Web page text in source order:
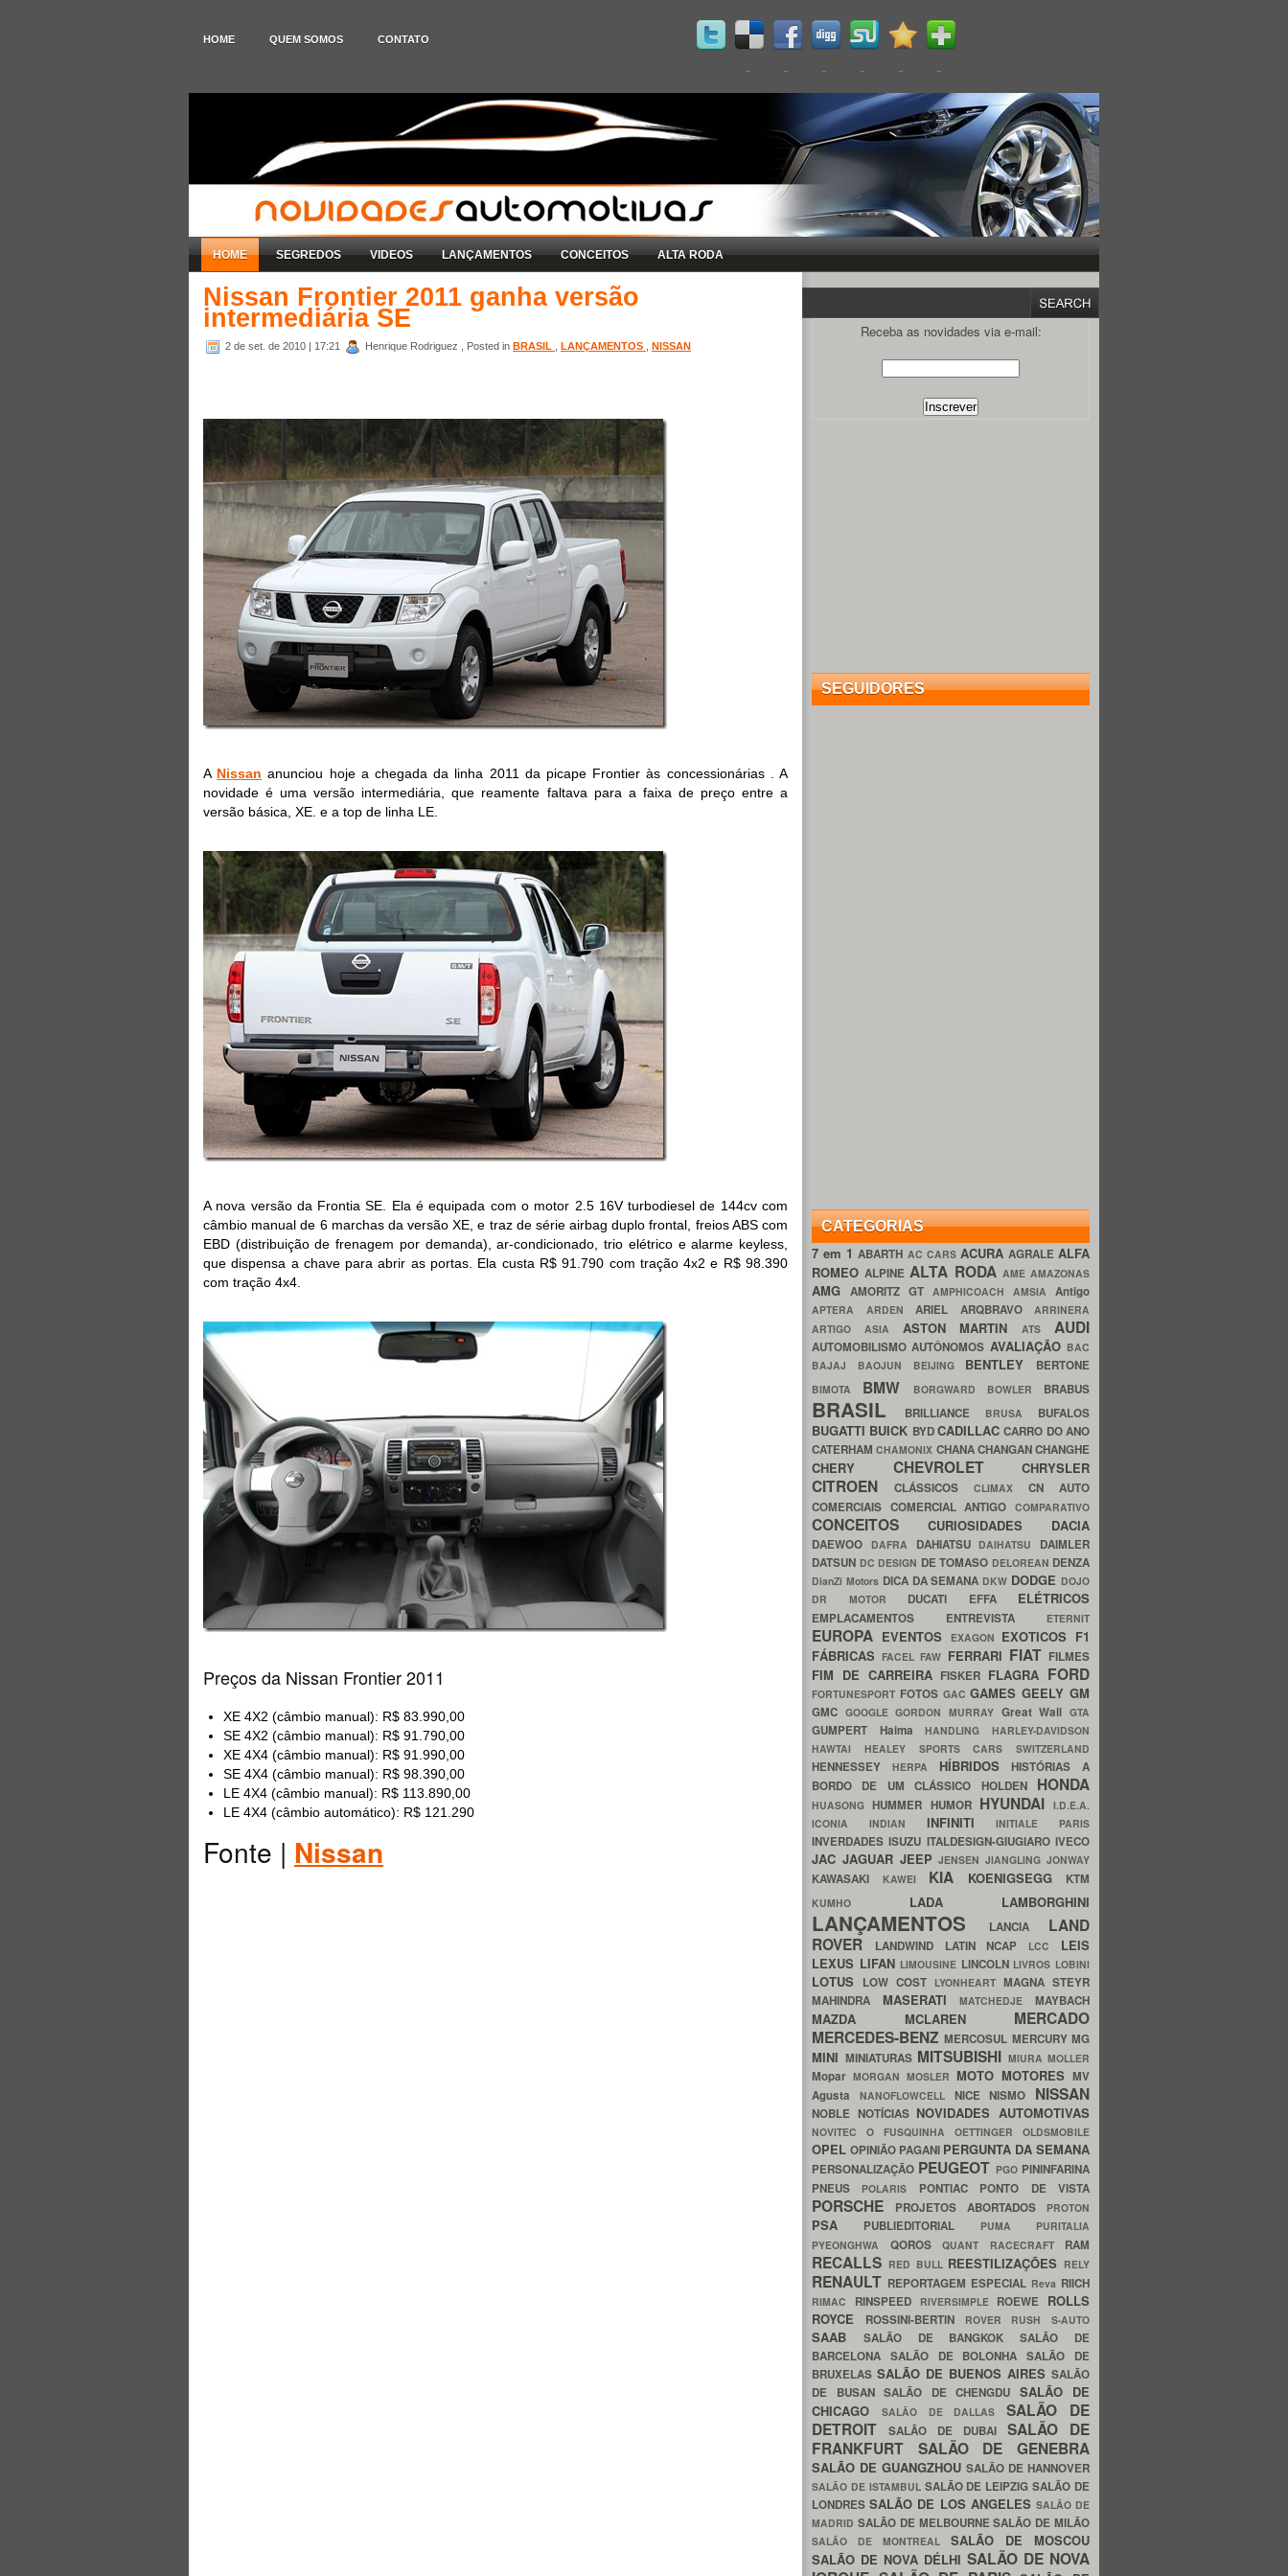
HOME QUEM SOMOS CONTATO
HOME SEGREDOS VIDEOS LANÇAMENTOS CONCEITOS ALTA RODA
Nissan Frontier 2011 ganha versão
intermediária SE
2 de set. de 2010 | 17:21 Henrique Rodriguez , Posted in BRASIL LANÇAMENTOS NISSAN
A Nissan anunciou hoje a chegada da linha 2011 da picape Frontier às concessionárias . A
novidade é uma versão intermediária, que reamente faltava para a faixa de preço entre a
versão básica, XE. e a top de linha LE.
A nova versão da Frontia SE. Ela é equipada com o motor 2.5 16V turbodiesel de 144cv com
câmbio manual de 6 marchas da versão XE, e traz de série airbag duplo frontal, freios ABS com
EBD (distribuição de frenagem por demanda), ar-condicionado, trio elétrico e alarme keyless,
que dispensa a chave para abrir as portas. Ela custa R$ 91.790 com tração 4x2 e R$ 98.390
com tração 4x4.
Preços da Nissan Frontier 2011
XE 4X2 (câmbio manual): R$ 83.990,00
SE 4X2 (câmbio manual): R$ 91.790,00
XE 4X4 (câmbio manual): R$ 91.990,00
SE 4X4 (câmbio manual): R$ 98.390,00
LE 4X4 (câmbio manual): R$ 113.890,00
LE 4X4 (câmbio automático): R$ 121.290
Fonte | Nissan
Receba as novidades via e-mail:
SEGUIDORES
CATEGORIAS
7 em 1ABARTH AC CARS ACURA AGRALE ALFA
ROMEOALPINEALTA RODA AME AMAZONAS
AMG AMORITZ GT AMPHICOACH AMSIA Antigo
APTERA ARDEN ARIEL ARQBRAVO ARRINERA
ARTIGO ASIA ASTON MARTINATS AUDI
AUTOMOBILISMOAUTÔNOMOS AVALIAÇÃO BAC
BAJAJ BAOJUN BEIJING BENTLEY BERTONE
BIMOTA BMW BORGWARD BOWLER BRABUS
BRASIL BRILLIANCE BRUSA BUFALOS
BUGATTI BUICK BYDCADILLACCARRO DO ANO
CATERHAMCHAMONIX CHANACHANGANCHANGHE
CHERY CHEVROLET CHRYSLER
CITROEN CLÁSSICOS CLIMAX CN AUTO
COMERCIAIS COMERCIAL ANTIGOCOMPARATIVO
CONCEITOS CURIOSIDADES DACIA
DAEWOO DAFRA DAHIATSU DAIHATSU DAIMLER
DATSUN DC DESIGN DE TOMASO DELOREAN DENZA
DianZi Motors DICA DA SEMANA DKW DODGE DOJO
DR MOTOR DUCATI EFFA ELÉTRICOS
EMPLACAMENTOS ENTREVISTA ETERNIT
EUROPA EVENTOS EXAGON EXOTICOS F1
FÁBRICASFACELFAW FERRARI FIAT FILMES
FIM DE CARREIRA FISKER FLAGRA FORD
FORTUNESPORT FOTOS GACGAMESGEELYGM
GMC GOOGLEGORDON MURRAY Great WallGTA
GUMPERT HaimaHANDLINGHARLEY-DAVIDSON
HAWTAI HEALEY SPORTS CARS SWITZERLAND
HENNESSEY HERPA HÍBRIDOSHISTÓRIAS A
BORDO DE UM CLÁSSICO HOLDEN HONDA
HUASONGHUMMER HUMOR HYUNDAI I.D.E.A.
ICONIA INDIAN INFINITIINITIALE PARIS
INVERDADESISUZU ITALDESIGN-GIUGIAROIVECO
JAC JAGUAR JEEPJENSENJIANGLINGJONWAY
KAWASAKI KAWEI KIA KOENIGSEGG KTM
KUMHO LADA LAMBORGHINI
LANÇAMENTOS LANCIA LAND
ROVER
LANDWIND LATIN NCAP LCC LEIS
LEXUS LIFAN LIMOUSINE LINCOLN LIVROS LOBINI
LOTUS LOW COST LYONHEART MAGNA STEYR
MAHINDRA MASERATIMATCHEDJEMAYBACH
MAZDA MCLAREN MERCADO
MERCEDES-BENZMERCOSUL MERCURYMG
MINI MINIATURAS MITSUBISHI MIURA MOLLER
Mopar MORGAN MOSLER MOTO MOTORES MV
Agusta NANOFLOWCELL NICENISMO NISSAN
NOBLE NOTÍCIAS NOVIDADES AUTOMOTIVAS
NOVITEC O FUSQUINHA OETTINGER OLDSMOBILE
OPEL OPINIÃO PAGANI PERGUNTA DA SEMANA
PERSONALIZAÇÃO PEUGEOT PGO PININFARINA
PNEUS
POLARIS PONTIAC PONTO DE VISTA
PORSCHE PROJETOS ABORTADOS PROTON
PSA PUBLIEDITORIAL PUMA PURITALIA
PYEONGHWA QOROS QUANT RACECRAFT RAM
RECALLS RED BULL REESTILIZAÇÕES RELY
RENAULT REPORTAGEM ESPECIAL Reva RIICH
RIMAC RINSPEED RIVERSIMPLE ROEWE ROLLS
ROYCE
ROSSINI-BERTIN ROVER RUSH S-AUTO
SAAB SALÃO DE BANGKOKSALÃO DE
BARCELONA SALÃO DE BOLONHASALÃO DE
BRUXELAS SALÃO DE BUENOS AIRES SALÃO
DE BUSAN SALÃO DE CHENGDU SALÃO DE
CHICAGO
SALÃO DE DALLASSALÃO DE
DETROIT
SALÃO DE DUBAI SALÃO DE
FRANKFURT SALÃO DE GENEBRA
SALÃO DE GUANGZHOU SALÃO DE HANNOVER
SALÃO DE ISTAMBUL SALÃO DE LEIPZIGSALÃO DE
LONDRESSALÃO DE LOS ANGELES SALÃO DE
MADRID SALÃO DE MELBOURNESALÃO DE MILÃO
SALÃO DE MONTREAL SALÃO DE MOSCOU
SALÃO DE NOVA DÉLHI SALÃO DE NOVA